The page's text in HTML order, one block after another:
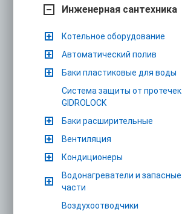
Инженерная сантехника
Котельное оборудование
Автоматический полив
Баки пластиковые для воды
Система защиты от протечек
GIDROLOCK
Баки расширительные
Вентиляция
Кондиционеры
Водонагреватели и запасные
части
Воздухоотводчики